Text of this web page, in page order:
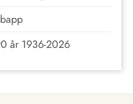
år 1936-2026